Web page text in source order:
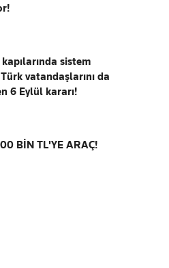
sistem
vatandaşlarını da
6 Eylül kararı!
BİN TL'YE ARAÇ!